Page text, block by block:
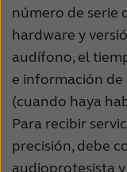
número de serie
hardware y
audífono, el
e información
(cuando haya
Para recibir
precisión, debe
audioprotesista